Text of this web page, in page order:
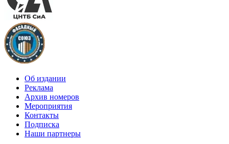
Об издании
Реклама
Архив номеров
Мероприятия
Контакты
Подписка
Наши партнеры